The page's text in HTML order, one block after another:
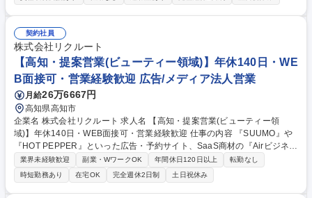
どを考慮して最適な製品を提案する必要があります。技術・知識と営業ス
キルの両方を使う仕事で、深み・面白さがあります。 【働き方について】
年間休日119日～123日(年度により異なる)＋初年度有給最大10日(入社月
による)がある為、最大133日の休日があります。 募集職種 【営業】農業
業界未経験OK/年休最大133日/福利厚生充実◎【WEB面接可】
契約社員
株式会社リクルート
【高知・提案営業(ビューティー領域)】年休140日・WE
B面接可・営業経験歓迎 広告/メディア法人営業
月給26万6667円
高知県高知市
企業名 株式会社リクルート 求人名 【高知・提案営業(ビューティー領
域)】年休140日・WEB面接可・営業経験歓迎 仕事の内容 『SUUMO』や
『HOT PEPPER』といった広告・予約サイト、SaaS商材の『Airビジネス
ツールズ』等も展開する当社のビューティーDivisionにおいて、新規/既存
営業をお任せいたします。営業未経験歓迎です。 【具体的には】担当地域
のクライアントに対して、架電による新規アポイント獲得(新規顧客開拓
時のみ)・課題・ニーズの抽出・データ分析に基づく集客や業務・経営支
業界未経験歓迎 副業・WワークOK 年間休日120日以上
転勤なし
時短勤務あり
在宅OK 完全週休2日制 土日祝休み